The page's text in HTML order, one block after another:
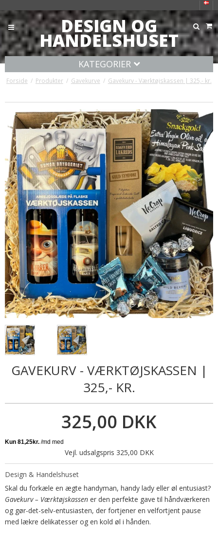
DESIGN OG
HANDELSHUSET
KATEGORIER
Forside / Produkter / Gavekurve / Gavekurv - Værktøjskassen | 325,- kr.
GAVEKURV - VÆRKTØJSKASSEN |
325,- KR.
325,00 DKK
Vejl. udsalgspris 325,00 DKK
Design & Handelshuset
Skal du forkæle en ægte handyman, handy lady eller øl entusiast?
Gavekurv – Værktøjskassen er den perfekte gave til håndværkeren
og gør-det-selv-entusiasten, der fortjener en velfortjent pause
med lækre delikatesser og en kold øl i hånden.